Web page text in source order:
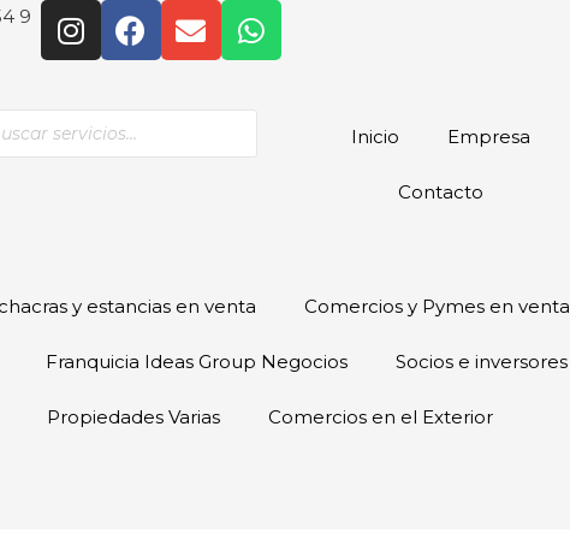
9
Inicio Empresa
Contacto
y estancias en venta Comercios y Pymes en venta
Franquicia Ideas Group Negocios Socios e inversores
Propiedades Varias Comercios en el Exterior